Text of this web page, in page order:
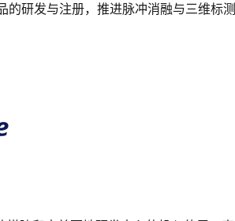
研发与注册，推进脉冲消融与三维标测